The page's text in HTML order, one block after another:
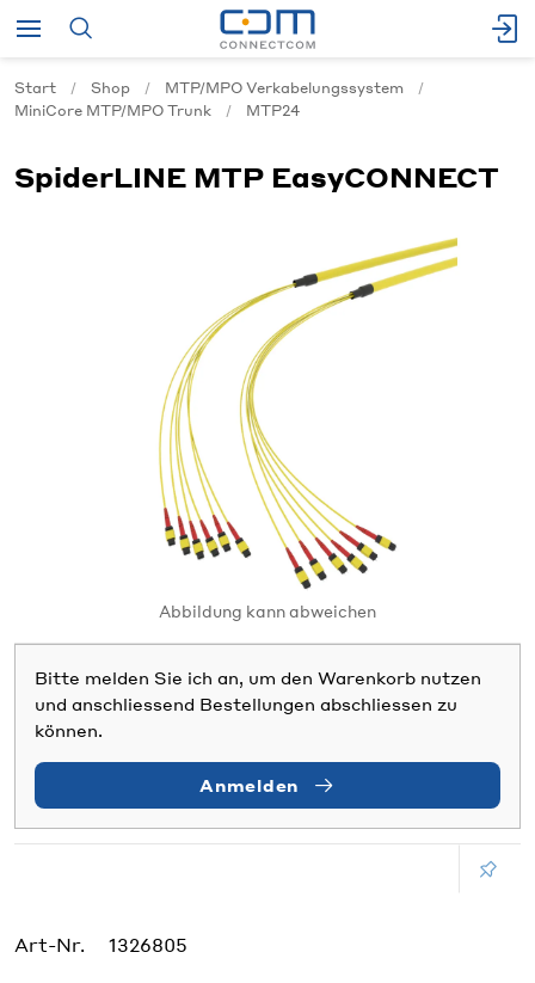
Start Shop
MTP/MPO Verkabelungssystem
MiniCore MTP/MPO Trunk
MTP24
SpiderLINE MTP EasyCONNECT
Abbildung kann abweichen
Bitte melden Sie ich an, um den Warenkorb nutzen
und anschliessend Bestellungen abschliessen zu
können.
Anmelden
Art-Nr. 1326805